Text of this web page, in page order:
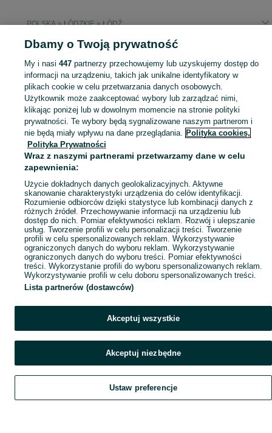
POLSKA » ŁÓDZKIE » ŁÓDŹ
ubranko do chrztu dla chłopca,ubranka na roczek dla chłopca
Mapa kategorii
Mapa miejscowości
Mapa ministron
Popularne wyszukiwania
Szukaj Obserwujesz Dodaj Czat Konto
Dbamy o Twoją prywatność
My i nasi 447partnerzy przechowujemy lub uzyskujemy dostęp do
informacji na urządzeniu, takich jak unikalne identyfikatory w
plikach cookie w celu przetwarzania danych osobowych.
Użytkownik może zaakceptować wybory lub zarządzać nimi,
klikając poniżej lub w dowolnym momencie na stronie polityki
prywatności. Te wybory będą sygnalizowane naszym partnerom i
nie będą miały wpływu na dane przeglądania. Polityka cookies,
Polityka Prywatności
Wraz z naszymi partnerami przetwarzamy dane w celu
zapewnienia:
Użycie dokładnych danych geolokalizacyjnych. Aktywne
skanowanie charakterystyki urządzenia do celów identyfikacji.
Rozumienie odbiorców dzięki statystyce lub kombinacji danych z
różnych źródeł. Przechowywanie informacji na urządzeniu lub
dostęp do nich. Pomiar efektywności reklam. Rozwój i ulepszanie
usług. Tworzenie profili w celu personalizacji treści. Tworzenie
profili w celu spersonalizowanych reklam. Wykorzystywanie
ograniczonych danych do wyboru reklam. Wykorzystywanie
ograniczonych danych do wyboru treści. Pomiar efektywności
treści. Wykorzystanie profili do wyboru spersonalizowanych reklam.
Wykorzystywanie profili w celu doboru spersonalizowanych treści.
Lista partnerów (dostawców)
Akceptuj wszystkie
Akceptuj niezbędne
Ustaw preferencje